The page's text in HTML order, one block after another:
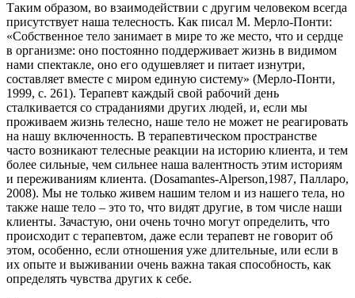
Таким образом, во взаимодействии с другим человеком всегда
присутствует наша телесность. Как писал М. Мерло-Понти:
«Собственное тело занимает в мире то же место, что и сердце
в организме: оно постоянно поддерживает жизнь в видимом
нами спектакле, оно его одушевляет и питает изнутри,
составляет вместе с миром единую систему» (Мерло-Понти,
1999, с. 261). Терапевт каждый свой рабочий день
сталкивается со страданиями других людей, и, если мы
проживаем жизнь телесно, наше тело не может не реагировать
на нашу включенность. В терапевтическом пространстве
часто возникают телесные реакции на историю клиента, и тем
более сильные, чем сильнее наша валентность этим историям
и переживаниям клиента. (Dosamantes-Alperson,1987, Палларо,
2008). Мы не только живем нашим телом и из нашего тела, но
также наше тело – это то, что видят другие, в том числе наши
клиенты. Зачастую, они очень точно могут определить, что
происходит с терапевтом, даже если терапевт не говорит об
этом, особенно, если отношения уже длительные, или если в
их опыте и выживании очень важна такая способность, как
определять чувства других к себе.